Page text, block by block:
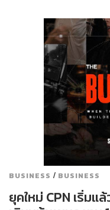
BUSINESS / BUSINESS
ยุคใหม่ CPN เริ่ม